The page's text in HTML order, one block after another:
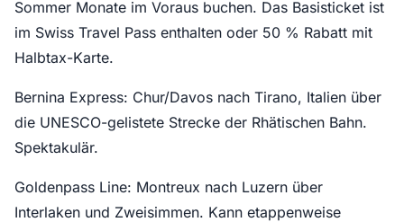
Sommer Monate im Voraus buchen. Das Basisticket ist
im Swiss Travel Pass enthalten oder 50 % Rabatt mit
Halbtax-Karte.
Bernina Express: Chur/Davos nach Tirano, Italien über
die UNESCO-gelistete Strecke der Rhätischen Bahn.
Spektakulär.
Goldenpass Line: Montreux nach Luzern über
Interlaken und Zweisimmen. Kann etappenweise